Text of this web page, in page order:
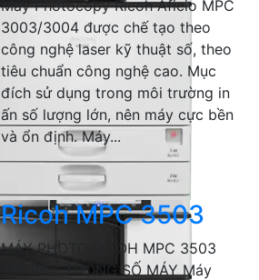
Máy Photocopy Ricoh Aficio MPC
3003/3004 được chế tạo theo
công nghệ laser kỹ thuật số, theo
tiêu chuẩn công nghệ cao. Mục
đích sử dụng trong môi trường in
ấn số lượng lớn, nên máy cực bền
và ổn định. Máy...
Ricoh MPC 3503
MÁY PHOTO RICOH MPC 3503
GIÁ RẺ – THÔNG SỐ MÁY Máy